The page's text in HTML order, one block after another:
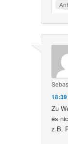
Zu
es
z.B.